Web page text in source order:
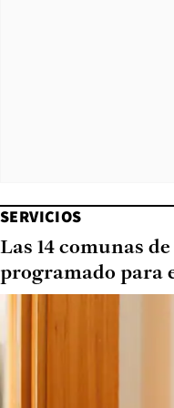
SERVICIOS
Las 14 comunas
programado para